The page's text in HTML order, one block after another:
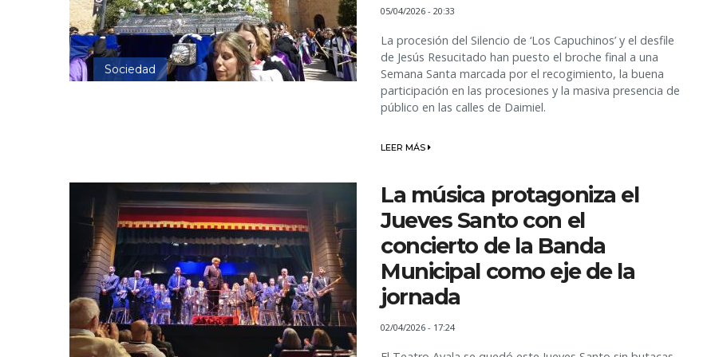
Sociedad
05/04/2026 - 20:33
La procesión del Silencio de ‘Los Capuchinos’ y el desfile
de Jesús Resucitado han puesto el broche final a una
Semana Santa marcada por el recogimiento, la buena
participación en las procesiones y la masiva presencia de
público en las calles de Daimiel.
LEER MÁS
La música protagoniza el
Jueves Santo con el
concierto de la Banda
Municipal como eje de la
jornada
02/04/2026 - 17:24